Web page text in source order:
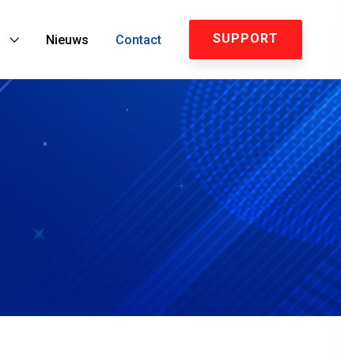
Nieuws Contact SUPPORT